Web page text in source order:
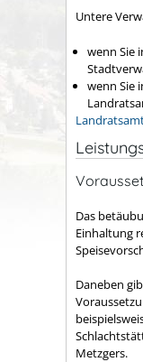
Untere
wenn Sie
wenn Sie
Das
Einhaltung
Daneben
Metzgers.